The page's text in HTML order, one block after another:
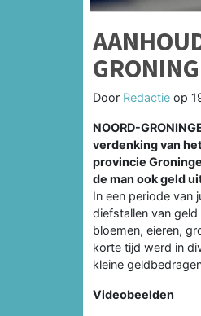
Door Redactie op
NOORD-
verdenking van
provincie
de man ook geld
In een periode van
diefstallen van
bloemen, eieren,
korte tijd werd in
kleine
Videobeelden